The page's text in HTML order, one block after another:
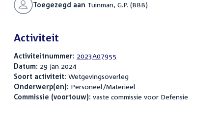
Toegezegd aan Tuinman, G.P. (BBB)
Activiteit
Activiteitnummer: 2023A07955
Datum: 29 jan 2024
Soort activiteit: Wetgevingsoverleg
Onderwerp(en): Personeel/Materieel
Commissie (voortouw): vaste commissie voor Defensie